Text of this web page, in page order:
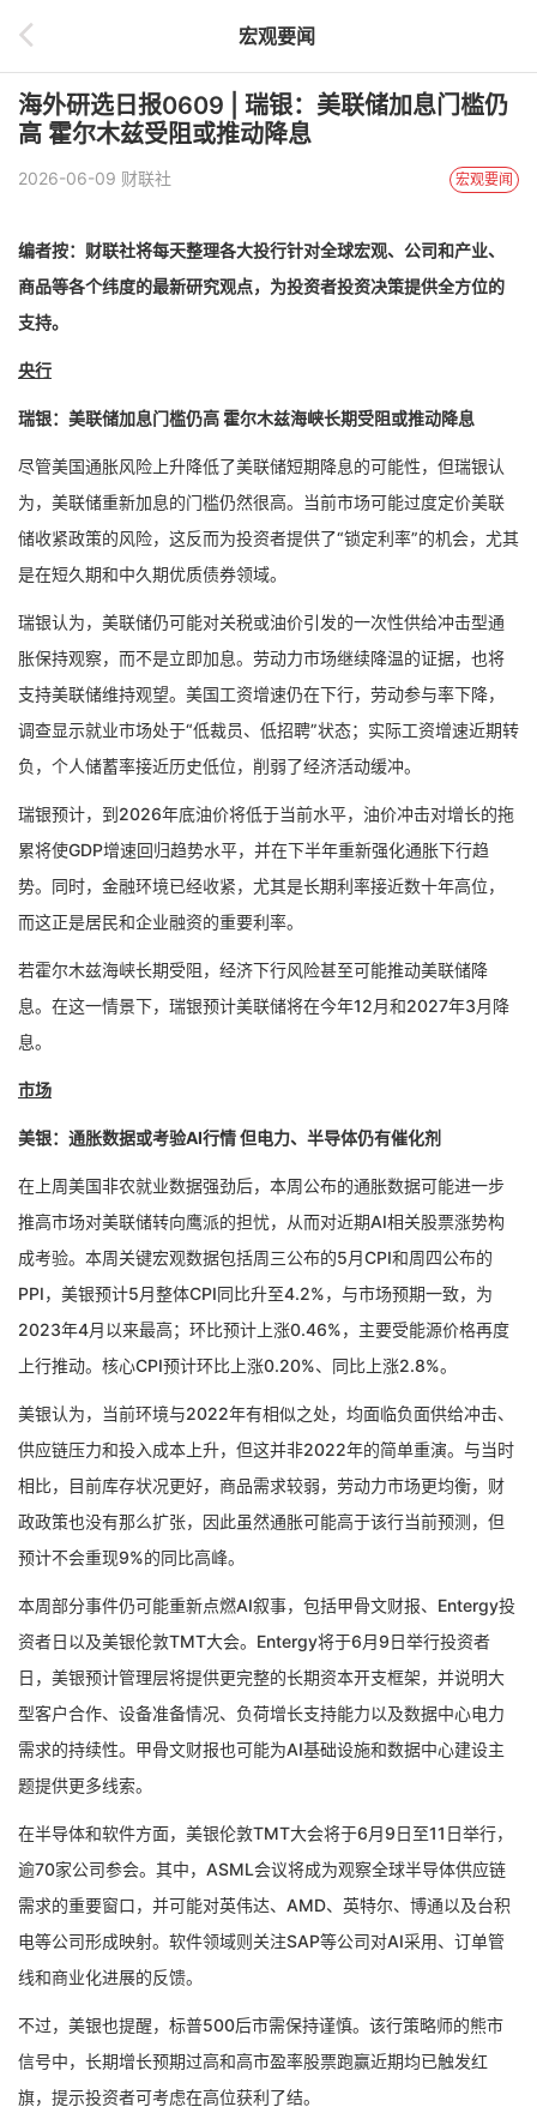
宏观要闻
海外研选日报0609 | 瑞银：美联储加息门槛仍
高 霍尔木兹受阻或推动降息
2026-06-09 财联社 宏观要闻
编者按：财联社将每天整理各大投行针对全球宏观、公司和产业、
商品等各个纬度的最新研究观点，为投资者投资决策提供全方位的
支持。
央行
瑞银：美联储加息门槛仍高 霍尔木兹海峡长期受阻或推动降息
尽管美国通胀风险上升降低了美联储短期降息的可能性，但瑞银认
为，美联储重新加息的门槛仍然很高。当前市场可能过度定价美联
储收紧政策的风险，这反而为投资者提供了“锁定利率”的机会，尤其
是在短久期和中久期优质债券领域。
瑞银认为，美联储仍可能对关税或油价引发的一次性供给冲击型通
胀保持观察，而不是立即加息。劳动力市场继续降温的证据，也将
支持美联储维持观望。美国工资增速仍在下行，劳动参与率下降，
调查显示就业市场处于“低裁员、低招聘”状态；实际工资增速近期转
负，个人储蓄率接近历史低位，削弱了经济活动缓冲。
瑞银预计，到2026年底油价将低于当前水平，油价冲击对增长的拖
累将使GDP增速回归趋势水平，并在下半年重新强化通胀下行趋
势。同时，金融环境已经收紧，尤其是长期利率接近数十年高位，
而这正是居民和企业融资的重要利率。
若霍尔木兹海峡长期受阻，经济下行风险甚至可能推动美联储降
息。在这一情景下，瑞银预计美联储将在今年12月和2027年3月降
息。
市场
美银：通胀数据或考验AI行情 但电力、半导体仍有催化剂
在上周美国非农就业数据强劲后，本周公布的通胀数据可能进一步
推高市场对美联储转向鹰派的担忧，从而对近期AI相关股票涨势构
成考验。本周关键宏观数据包括周三公布的5月CPI和周四公布的
PPI，美银预计5月整体CPI同比升至4.2%，与市场预期一致，为
2023年4月以来最高；环比预计上涨0.46%，主要受能源价格再度
上行推动。核心CPI预计环比上涨0.20%、同比上涨2.8%。
美银认为，当前环境与2022年有相似之处，均面临负面供给冲击、
供应链压力和投入成本上升，但这并非2022年的简单重演。与当时
相比，目前库存状况更好，商品需求较弱，劳动力市场更均衡，财
政政策也没有那么扩张，因此虽然通胀可能高于该行当前预测，但
预计不会重现9%的同比高峰。
本周部分事件仍可能重新点燃AI叙事，包括甲骨文财报、Entergy投
资者日以及美银伦敦TMT大会。Entergy将于6月9日举行投资者
日，美银预计管理层将提供更完整的长期资本开支框架，并说明大
型客户合作、设备准备情况、负荷增长支持能力以及数据中心电力
需求的持续性。甲骨文财报也可能为AI基础设施和数据中心建设主
题提供更多线索。
在半导体和软件方面，美银伦敦TMT大会将于6月9日至11日举行，
逾70家公司参会。其中，ASML会议将成为观察全球半导体供应链
需求的重要窗口，并可能对英伟达、AMD、英特尔、博通以及台积
电等公司形成映射。软件领域则关注SAP等公司对AI采用、订单管
线和商业化进展的反馈。
不过，美银也提醒，标普500后市需保持谨慎。该行策略师的熊市
信号中，长期增长预期过高和高市盈率股票跑赢近期均已触发红
旗，提示投资者可考虑在高位获利了结。